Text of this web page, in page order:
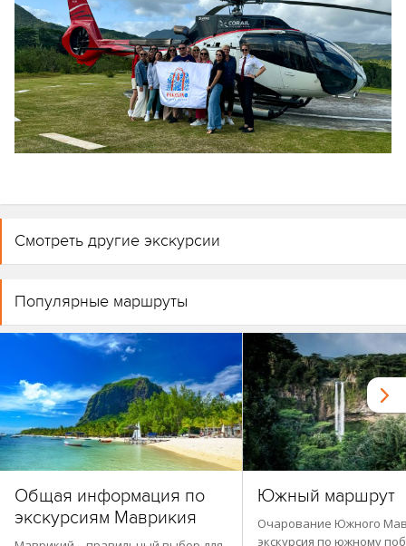
Смотреть другие экскурсии
Популярные маршруты
Общая информация по
экскурсиям Маврикия
Южный маршрут
Очарование Южного
экскурсия по южному